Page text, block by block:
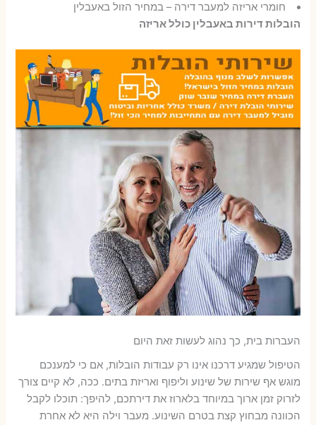
חומרי אריזה למעבר דירה – במחיר הזול באעבלין
הובלות דירות באעבלין כולל אריזה
העברות בית, כך נהוג לעשות זאת היום
הטיפול שמגיע דרכנו אינו רק עבודות הובלות, אם כי למענכם
מוגש אף שירות של שינוע וליפוף ואריזת בתים. ככה, לא קיים צורך
לזרוק זמן ארוך במיוחד בלארוז את דירתכם, להיפך: תוכלו לקבל
הכוונה מבחוץ קצת בטרם השינוע. מעבר וילה היא לא אחרת